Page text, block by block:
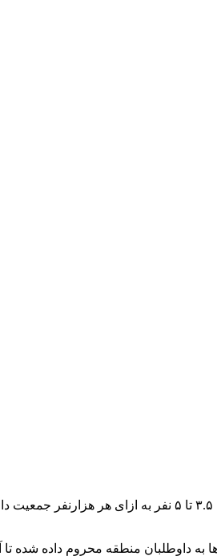
حل کم‌بود پزشک در منطقه‌های محروم، ۳۰درصد ظرفیت دانشگاه‌ها به